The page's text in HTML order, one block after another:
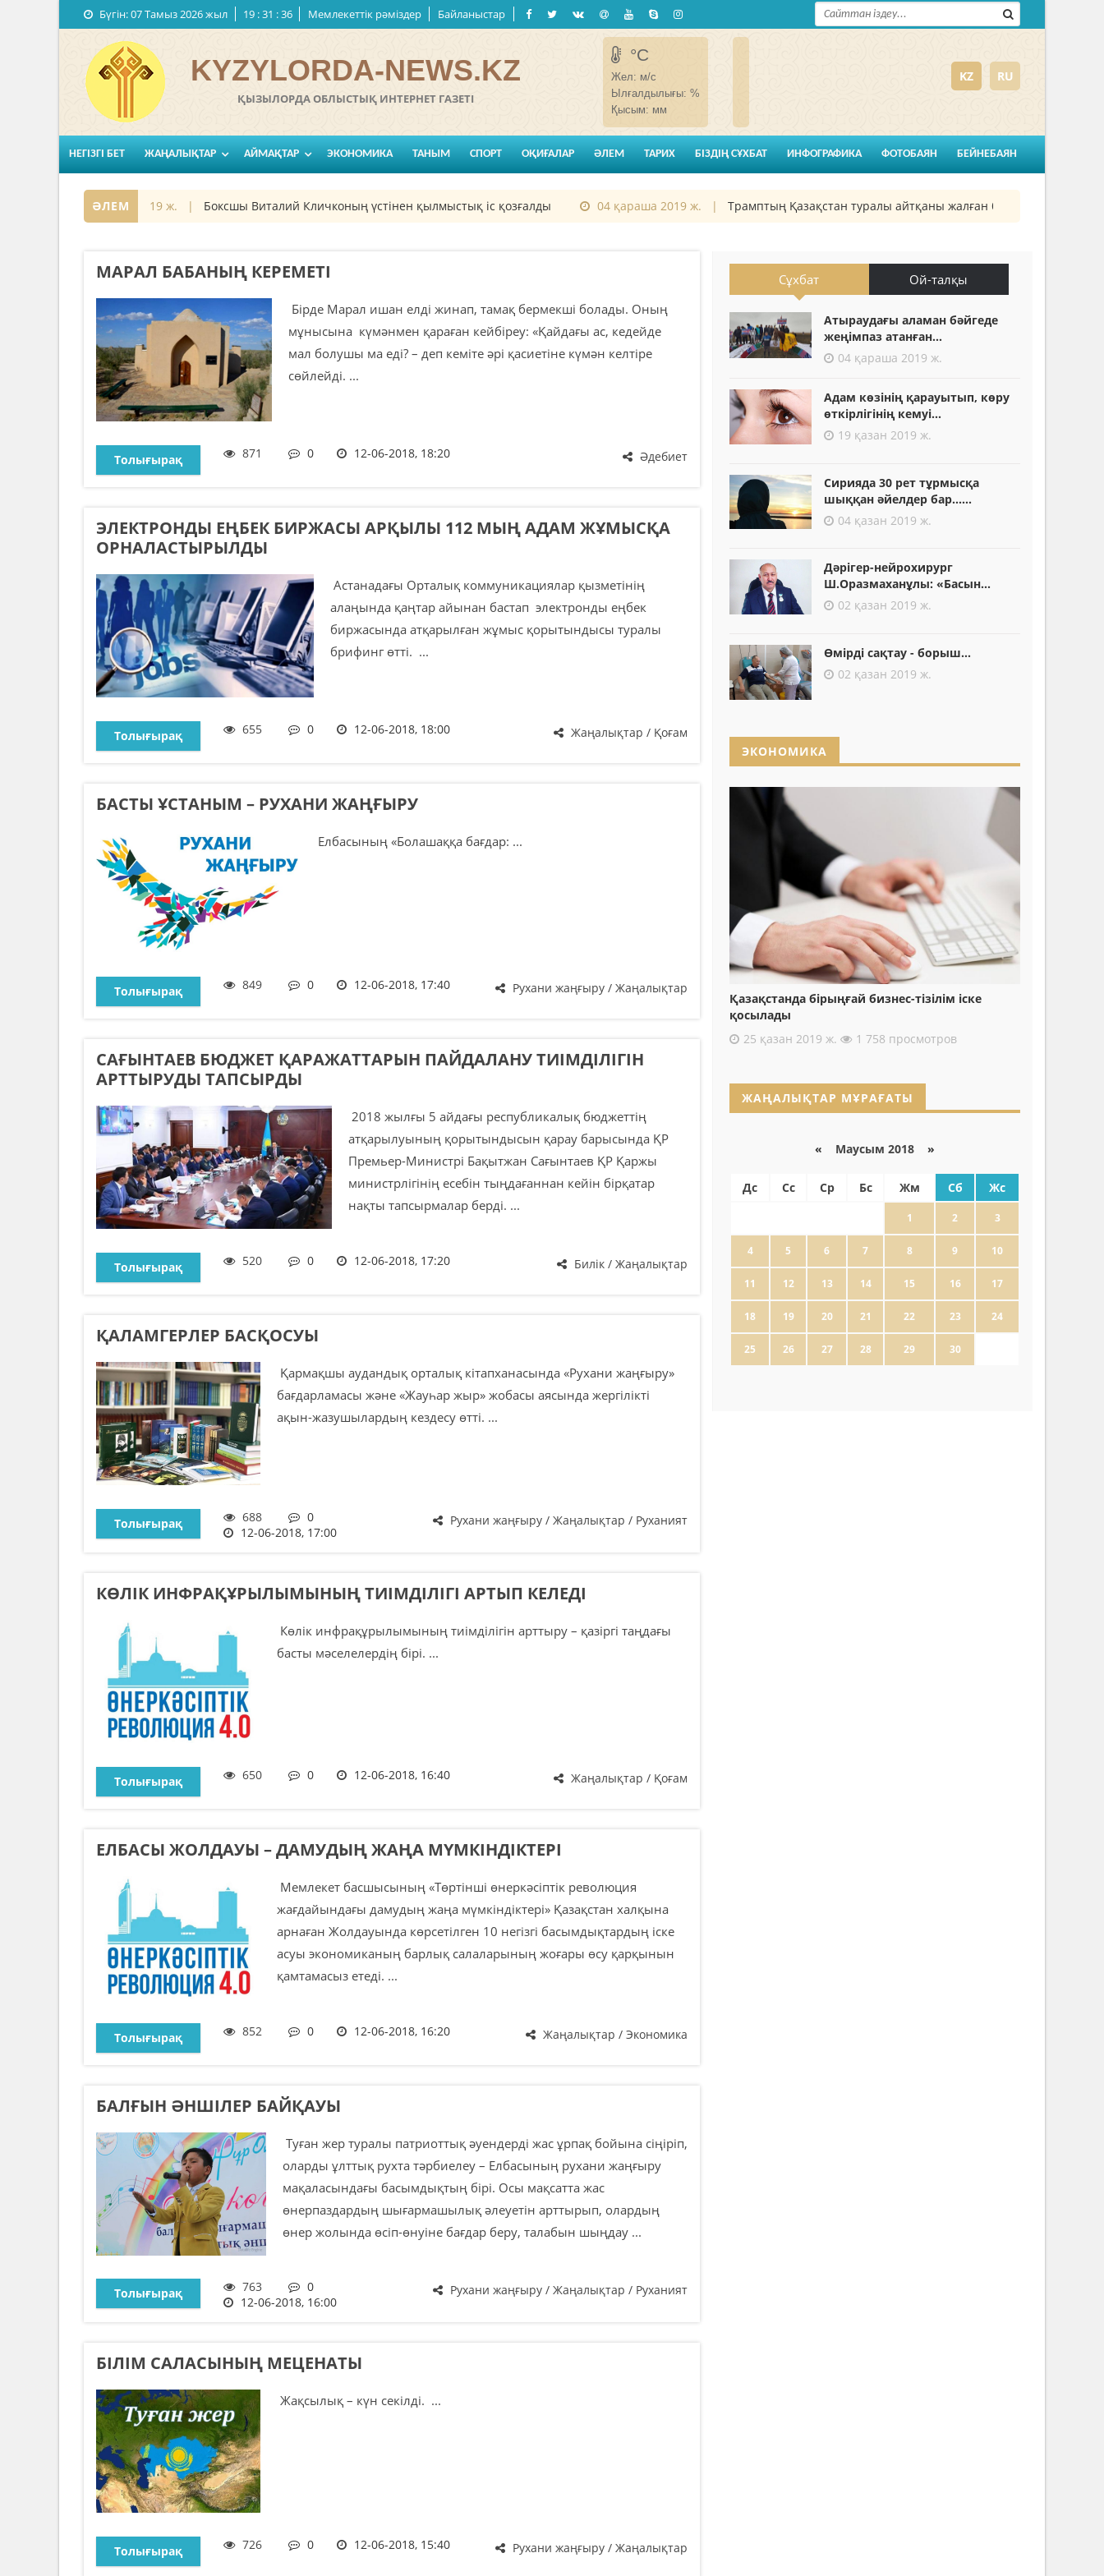
Бүгін:07 Тамыз 2026 жыл 19 :31 :37 Мемлекеттiк рәміздер Байланыстар
KYZYLORDA-NEWS.KZ
ҚЫЗЫЛОРДА ОБЛЫСТЫҚ ИНТЕРНЕТ ГАЗЕТІ
°C
Жел: м/с
Ылғалдылығы: %
Қысым: мм
KZ RU
НЕГІЗГІ БЕТ ЖАҢАЛЫҚТАР АЙМАҚТАР ЭКОНОМИКА ТАНЫМ СПОРТ ОҚИҒАЛАР ӘЛЕМ ТАРИХ БІЗДІҢ СҰХБАТ ИНФОГРАФИКА ФОТОБАЯН БЕЙНЕБАЯН
ӘЛЕМ
07 қараша 2019 ж. | Боксшы Виталий Кличконың үстінен қылмыстық іс қозғалды 04 қараша 2019 ж. | Трамптың Қазақстан туралы айтқаны жалған болып шықты
МАРАЛ БАБАНЫҢ КЕРЕМЕТІ
Бірде Марал ишан елді жинап, тамақ бермекші болады. Оның
мұнысына күмәнмен қараған кейбіреу: «Қайдағы ас, кедейде
мал болушы ма еді? – деп кеміте әрі қасиетіне күмән келтіре
сөйлейді. ...
Әдебиет
Толығырақ 871 0 12-06-2018, 18:20
ЭЛЕКТРОНДЫ ЕҢБЕК БИРЖАСЫ АРҚЫЛЫ 112 МЫҢ АДАМ ЖҰМЫСҚА
ОРНАЛАСТЫРЫЛДЫ
Астанадағы Орталық коммуникациялар қызметінің
алаңында қаңтар айынан бастап электронды еңбек
биржасында атқарылған жұмыс қорытындысы туралы
брифинг өтті. ...
Жаңалықтар / Қоғам
Толығырақ 655 0 12-06-2018, 18:00
БАСТЫ ҰСТАНЫМ – РУХАНИ ЖАҢҒЫРУ
Елбасының «Болашаққа бағдар: ...
Рухани жаңғыру / Жаңалықтар
Толығырақ 849 0 12-06-2018, 17:40
САҒЫНТАЕВ БЮДЖЕТ ҚАРАЖАТТАРЫН ПАЙДАЛАНУ ТИІМДІЛІГІН
АРТТЫРУДЫ ТАПСЫРДЫ
2018 жылғы 5 айдағы республикалық бюджеттің
атқарылуының қорытындысын қарау барысында ҚР
Премьер-Министрі Бақытжан Сағынтаев ҚР Қаржы
министрлігінің есебін тыңдағаннан кейін бірқатар
нақты тапсырмалар берді. ...
Билік / Жаңалықтар
Толығырақ 520 0 12-06-2018, 17:20
ҚАЛАМГЕРЛЕР БАСҚОСУЫ
Қармақшы аудандық орталық кітапханасында «Рухани жаңғыру»
бағдарламасы және «Жауһар жыр» жобасы аясында жергілікті
ақын-жазушылардың кездесу өтті. ...
Рухани жаңғыру / Жаңалықтар / Руханият
Толығырақ 688
0
12-06-2018, 17:00
КӨЛІК ИНФРАҚҰРЫЛЫМЫНЫҢ ТИІМДІЛІГІ АРТЫП КЕЛЕДІ
Көлік инфрақұрылымының тиімділігін арттыру – қазіргі таңдағы
басты мәселелердің бірі. ...
Жаңалықтар / Қоғам
Толығырақ 650 0 12-06-2018, 16:40
ЕЛБАСЫ ЖОЛДАУЫ – ДАМУДЫҢ ЖАҢА МҮМКІНДІКТЕРІ
Мемлекет басшысының «Төртінші өнеркәсіптік революция
жағдайындағы дамудың жаңа мүмкіндіктері» Қазақстан халқына
арнаған Жолдауында көрсетілген 10 негізгі басымдықтардың іске
асуы экономиканың барлық салаларының жоғары өсу қарқынын
қамтамасыз етеді. ...
Жаңалықтар / Экономика
Толығырақ 852 0 12-06-2018, 16:20
БАЛҒЫН ӘНШІЛЕР БАЙҚАУЫ
Туған жер туралы патриоттық әуендерді жас ұрпақ бойына сіңіріп,
оларды ұлттық рухта тәрбиелеу – Елбасының рухани жаңғыру
мақаласындағы басымдықтың бірі. Осы мақсатта жас
өнерпаздардың шығармашылық әлеуетін арттырып, олардың
өнер жолында өсіп-өнуіне бағдар беру, талабын шыңдау ...
Рухани жаңғыру / Жаңалықтар / Руханият
Толығырақ 763
0
12-06-2018, 16:00
БІЛІМ САЛАСЫНЫҢ МЕЦЕНАТЫ
Жақсылық – күн секілді. ...
Рухани жаңғыру / Жаңалықтар
Толығырақ 726 0 12-06-2018, 15:40
Сұхбат Ой-талқы
Атыраудағы аламан бәйгеде
жеңімпаз атанған...
04 қараша 2019 ж.
Адам көзінің қарауытып, көру
өткірлігінің кемуі...
19 қазан 2019 ж.
Сирияда 30 рет тұрмысқа
шыққан әйелдер бар......
04 қазан 2019 ж.
Дәрігер-нейрохирург
Ш.Оразмаханұлы: «Басын...
02 қазан 2019 ж.
Өмірді сақтау - борыш...
02 қазан 2019 ж.
ЭКОНОМИКА
Қазақстанда бірыңғай бизнес-тізілім іске
қосылады
25 қазан 2019 ж.
1 758 просмотров
ЖАҢАЛЫҚТАР МҰРАҒАТЫ
« Маусым 2018 »
Дс Сс Ср Бс Жм Сб Жс
1 2 3
4 5 6 7 8 9 10
11 12 13 14 15 16 17
18 19 20 21 22 23 24
25 26 27 28 29 30